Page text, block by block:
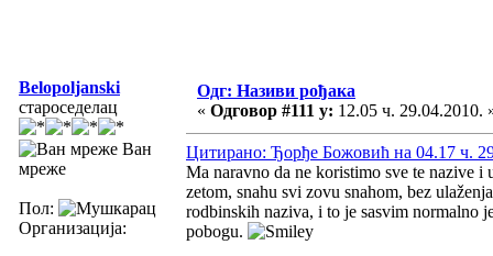
Belopoljanski
староседелац
Ван
мреже
Пол:
Организација:
Одг: Називи рођака
« Одговор #111 у: 12.05 ч. 29.04.2010.
Цитирано: Ђорђе Божовић на 04.17 ч.
Ma naravno da ne koristimo sve te nazive
zetom, snahu svi zovu snahom, bez
rodbinskih naziva, i to je sasvim normalno
pobogu.